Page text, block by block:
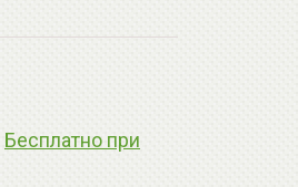
Бесплатно при